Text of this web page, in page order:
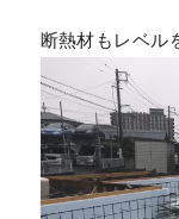
断熱材もレベル